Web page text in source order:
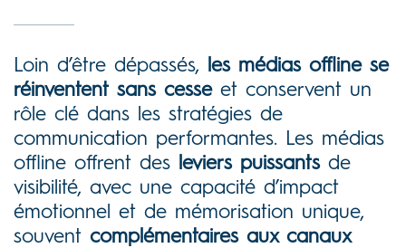
Loin d’être dépassés,
les médias offline se
réinventent sans cesseet conservent un
rôle clé dans les stratégies de
communication performantes. Les médias
offline offrent des leviers puissantsde
visibilité, avec une capacité d’impact
émotionnel et de mémorisation unique,
souvent complémentaires aux canaux